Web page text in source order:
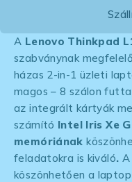
A Lenovo Thinkpad
szabványnak
házas 2-in-1 üzleti
magos – 8 szálon
az integrált kártyák
számító Intel Iris Xe
memóriának
feladatokra is kiváló. A
köszönhetően a